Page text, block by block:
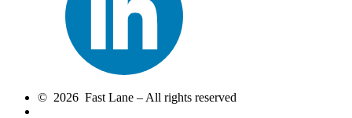
© 2026 Fast Lane – All rights reserved